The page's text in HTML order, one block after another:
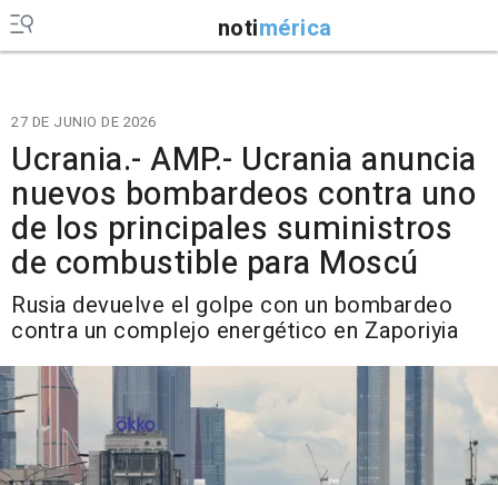
notimérica
27 DE JUNIO DE 2026
Ucrania.- AMP.- Ucrania anuncia
nuevos bombardeos contra uno
de los principales suministros
de combustible para Moscú
Rusia devuelve el golpe con un bombardeo
contra un complejo energético en Zaporiyia